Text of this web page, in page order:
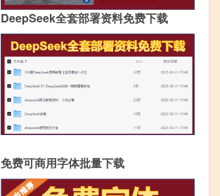
DeepSeek全套部署资料免费下载
免费可商用字体批量下载